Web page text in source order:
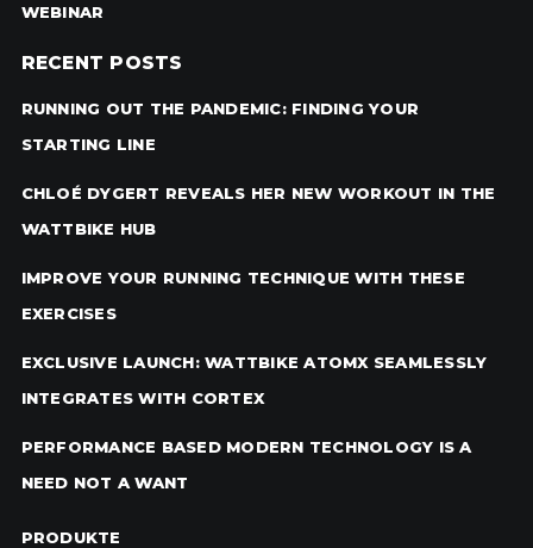
WEBINAR
RECENT POSTS
RUNNING OUT THE PANDEMIC: FINDING YOUR
STARTING LINE
CHLOÉ DYGERT REVEALS HER NEW WORKOUT IN THE
WATTBIKE HUB
IMPROVE YOUR RUNNING TECHNIQUE WITH THESE
EXERCISES
EXCLUSIVE LAUNCH: WATTBIKE ATOMX SEAMLESSLY
INTEGRATES WITH CORTEX
PERFORMANCE BASED MODERN TECHNOLOGY IS A
NEED NOT A WANT
PRODUKTE